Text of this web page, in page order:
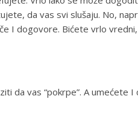
da vas svi slušaju. No,
I dogovore. Bićete vrlo
da vas “pokrpe”. A umećete